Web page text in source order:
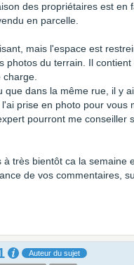
des propriétaires est en
en parcelle.
mais l'espace est
photos du terrain. Il contient
charge.
que dans la même rue, il y
prise en photo pour vous
pourront me conseiller
à très bientôt ca la semaine
de vos commentaires,
Auteur du sujet